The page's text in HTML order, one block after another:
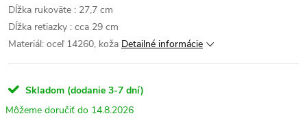
Dĺžka rukoväte : 27,7 cm
Dĺžka retiazky : cca 29 cm
Materiál: oceľ 14260, koža Detailné informácie
Skladom (dodanie 3-7 dní)
14.8.2026